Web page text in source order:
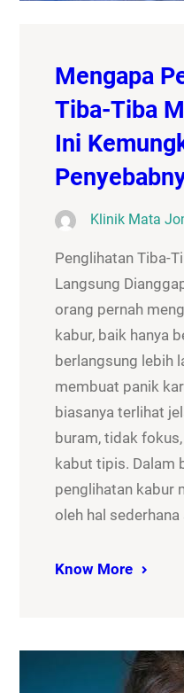
Mengapa
Tiba-Tiba
Ini
Klinik Mata
Penglihatan Tiba-
Langsung
orang pernah
kabur, baik hanya
berlangsung lebih
membuat panik
biasanya terlihat
buram, tidak
kabut tipis. Dalam
penglihatan kabur
oleh hal
Know More